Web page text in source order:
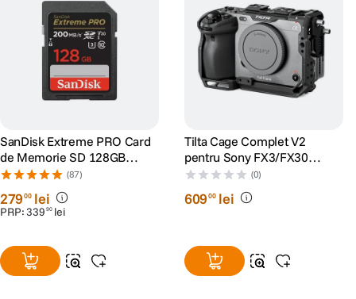
SanDisk Extreme PRO Card
de Memorie SD 128GB
SDXC UHS-I Class 10 U3 V30
+ 2 Ani RescuePRO Deluxe
(87)
27900 lei
PRP:339 90 lei
Tilta Cage Complet V2
pentru Sony FX3/FX30
Negru
(0)
60900 lei